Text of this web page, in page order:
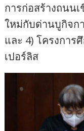
การก่อสร้างถนน
ใหม่กับด่านบูกิจก
และ 4) โครงการ
เปอร์ลิส